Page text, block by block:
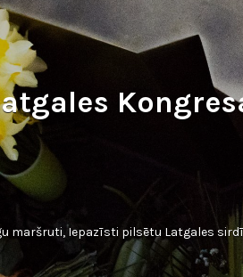
maršruti,Iepazīsti pilsētu Latgales sirdī